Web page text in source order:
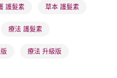
重寄
護髮素 草本 護髮素
療法 護髮素
療法 升級版